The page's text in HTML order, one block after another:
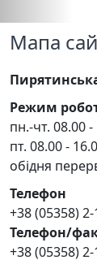
Мапа
Режим
пн.-чт. 08.00 -
пт. 08.00 -
обідня
Телефон
+38 (05358)
Телефон/
+38 (05358)